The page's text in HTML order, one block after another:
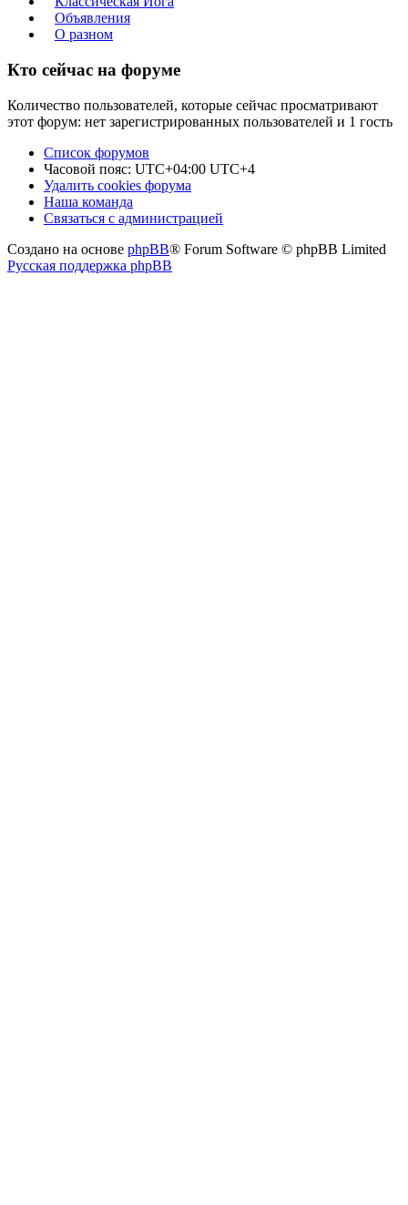
Объявления
О разном
Кто сейчас на форуме
Количество пользователей, которые сейчас просматривают
этот форум: нет зарегистрированных пользователей и 1 гость
Список форумов
Часовой пояс: UTC+04:00 UTC+4
Удалить cookies форума
Наша команда
Связаться с администрацией
Создано на основе phpBB® Forum Software © phpBB Limited
Русская поддержка phpBB